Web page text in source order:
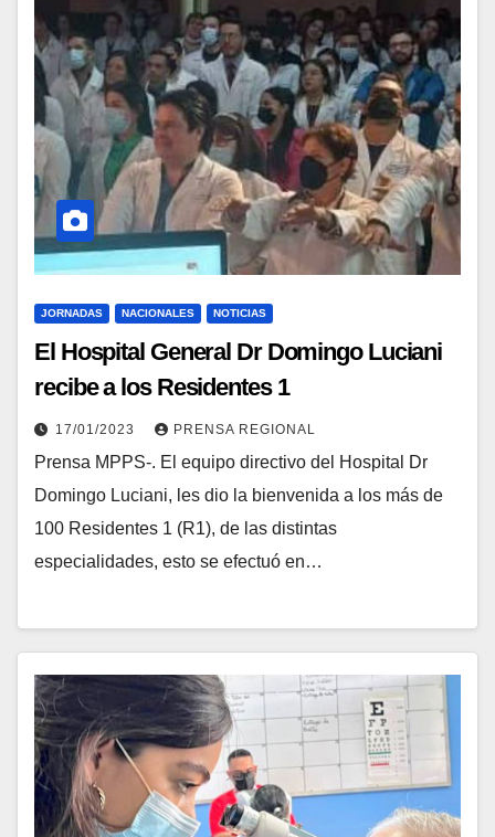
JORNADAS NACIONALES NOTICIAS
El Hospital General Dr Domingo Luciani
recibe a los Residentes 1
17/01/2023 PRENSA REGIONAL
Prensa MPPS-. El equipo directivo del Hospital Dr
Domingo Luciani, les dio la bienvenida a los más de
100 Residentes 1 (R1), de las distintas
especialidades, esto se efectuó en…